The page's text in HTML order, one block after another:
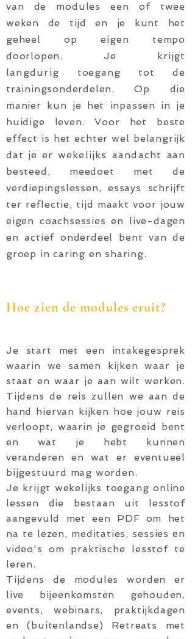
van de modules een of twee
weken de tijd en je kunt het
geheel op eigen tempo
doorlopen. Je krijgt
langdurig toegang tot de
trainingsonderdelen. Op die
manier kun je het inpassen in je
huidige leven. Voor het beste
effect is het echter wel belangrijk
dat je er wekelijks aandacht aan
besteed, meedoet met de
verdiepingslessen, essays schrijft
ter reflectie, tijd maakt voor jouw
eigen coachsessies en live-dagen
en actief onderdeel bent van de
groep in caring en sharing.
Hoe zien de modules eruit?
Je start met een intakegesprek
waarin we samen kijken waar je
staat en waar je aan wilt werken.
Tijdens de reis zullen we aan de
hand hiervan kijken hoe jouw reis
verloopt, waarin je gegroeid bent
en wat je hebt kunnen
veranderen en wat er eventueel
bijgestuurd mag worden.
Je krijgt wekelijks toegang online
lessen die bestaan uit lesstof
aangevuld met een PDF om het
na te lezen, meditaties, sessies en
video's om praktische lesstof te
leren.
Tijdens de modules worden er
live bijeenkomsten gehouden,
events, webinars, praktijkdagen
en (buitenlandse) Retreats met